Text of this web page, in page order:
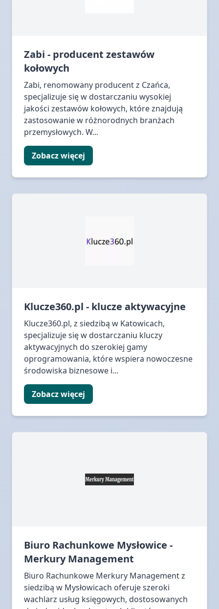
Zabi - producent zestawów
kołowych
Zabi, renomowany producent z Czańca,
specjalizuje się w dostarczaniu wysokiej
jakości zestawów kołowych, które znajdują
zastosowanie w różnorodnych branżach
przemysłowych. W...
Zobacz więcej
Klucze360.pl - klucze aktywacyjne
Klucze360.pl, z siedzibą w Katowicach,
specjalizuje się w dostarczaniu kluczy
aktywacyjnych do szerokiej gamy
oprogramowania, które wspiera nowoczesne
środowiska biznesowe i...
Zobacz więcej
Biuro Rachunkowe Mysłowice -
Merkury Management
Biuro Rachunkowe Merkury Management z
siedzibą w Mysłowicach oferuje szeroki
wachlarz usług księgowych, dostosowanych